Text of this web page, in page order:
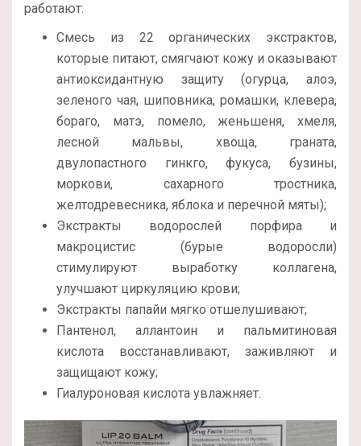
работают:
Смесь из 22 органических экстрактов,
которые питают, смягчают кожу и оказывают
антиоксидантную защиту (огурца, алоэ,
зеленого чая, шиповника, ромашки, клевера,
бораго, матэ, помело, женьшеня, хмеля,
лесной мальвы, хвоща, граната,
двулопастного гинкго, фукуса, бузины,
моркови, сахарного тростника,
желтодревесника, яблока и перечной мяты);
Экстракты водорослей порфира и
макроцистис (бурые водоросли)
стимулируют выработку коллагена,
улучшают циркуляцию крови;
Экстракты папайи мягко отшелушивают;
Пантенол, аллантоин и пальмитиновая
кислота восстанавливают, заживляют и
защищают кожу;
Гиалуроновая кислота увлажняет.